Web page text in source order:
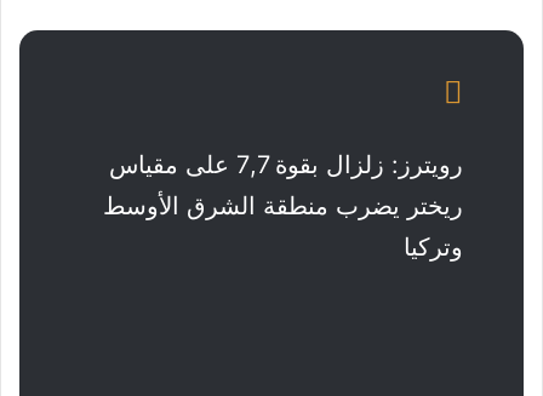
رويترز: زلزال بقوة 7,7 على مقياس
ريختر يضرب منطقة الشرق الأوسط
وتركيا